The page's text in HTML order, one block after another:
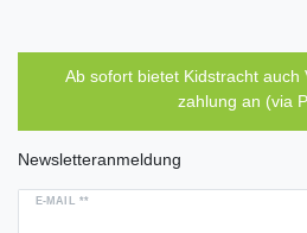
Ab sofort bietet Kidstracht auch
zahlung an (via
Newsletteranmeldung
E-MAIL **